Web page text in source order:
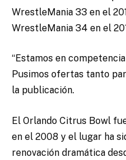
WrestleMania 33 en el
WrestleMania 34 en el
“Estamos en
Pusimos ofertas tanto
la publicación.
El Orlando Citrus Bowl
en el 2008 y el lugar ha
renovación dramática